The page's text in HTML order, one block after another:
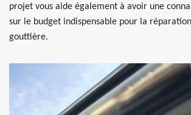
projet vous aide également à avoir une
sur le budget indispensable pour la
gouttière.